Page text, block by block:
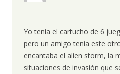
Yo tenía el cartucho de 6
pero un amigo tenía este
encantaba el alien storm, la
situaciones de invasión que